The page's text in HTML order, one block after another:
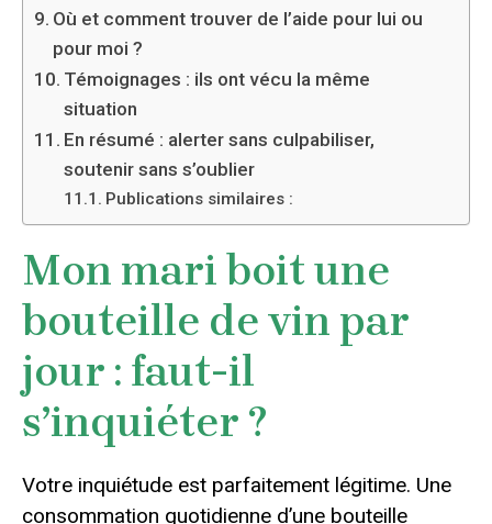
Où et comment trouver de l’aide pour lui ou
pour moi ?
Témoignages : ils ont vécu la même
situation
En résumé : alerter sans culpabiliser,
soutenir sans s’oublier
Publications similaires :
Mon mari boit une
bouteille de vin par
jour : faut-il
s’inquiéter ?
Votre inquiétude est parfaitement légitime. Une
consommation quotidienne d’une bouteille